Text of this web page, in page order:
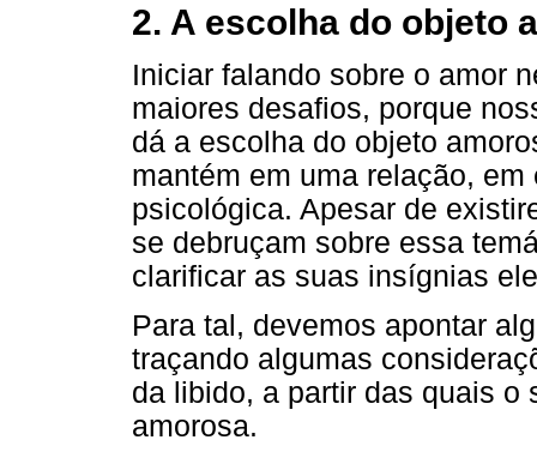
2. A escolha do objeto
Iniciar falando sobre o amor
maiores desafios, porque
dá a escolha do objeto
mantém em uma relação,
psicológica. Apesar de
se debruçam sobre essa
clarificar as suas insígnias
Para tal, devemos apontar
traçando algumas
da libido, a partir das quais o
amorosa.